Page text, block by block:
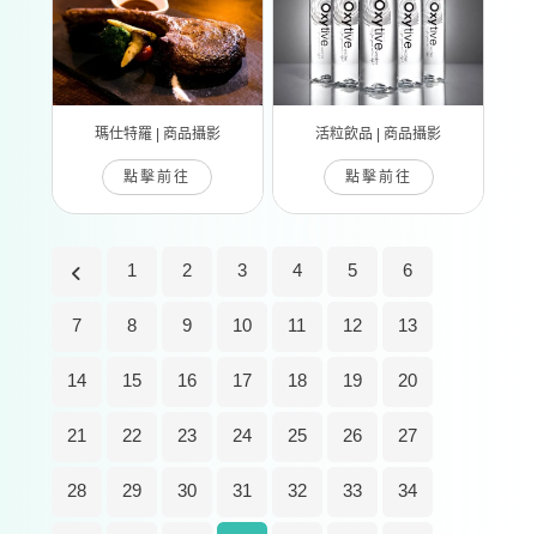
瑪仕特羅 | 商品攝影
點擊前往
活粒飲品 | 商品攝影
點擊前往
1 2 3 4 5 6
7 8 9 10 11 12 13
14 15 16 17 18 19 20
21 22 23 24 25 26 27
28 29 30 31 32 33 34